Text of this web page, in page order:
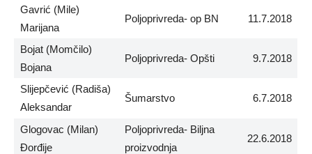
Gavrić (Mile)
Marijana
Poljoprivreda- op BN 11.7.2018
Bojat (Momčilo)
Bojana
Poljoprivreda- Opšti 9.7.2018
Slijepčević (Radiša)
Aleksandar
Šumarstvo 6.7.2018
Glogovac (Milan)
Đorđije
Poljoprivreda- Biljna
proizvodnja
22.6.2018